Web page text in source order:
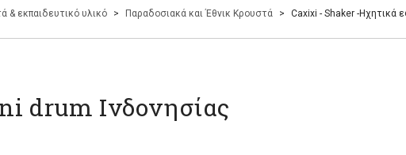
& εκπαιδευτικό υλικό > Παραδοσιακά και Έθνικ Κρουστά > Caxixi - Shaker -Ηχητικά
drum Ινδονησίας